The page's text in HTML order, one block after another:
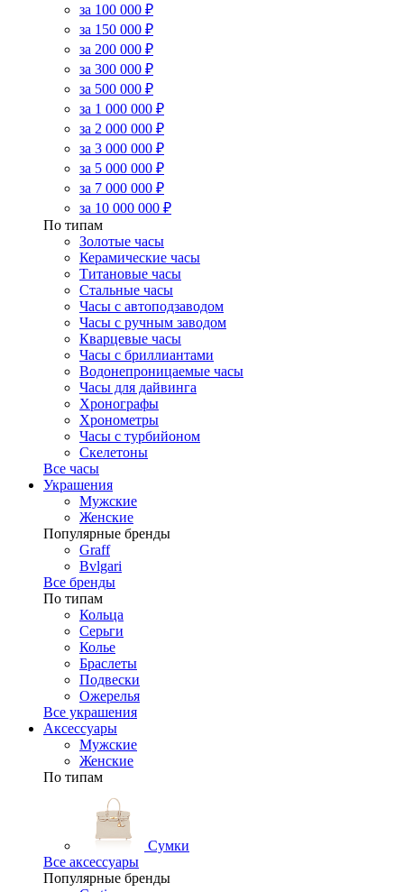
за 100 000 ₽
за 150 000 ₽
за 200 000 ₽
за 300 000 ₽
за 500 000 ₽
за 1 000 000 ₽
за 2 000 000 ₽
за 3 000 000 ₽
за 5 000 000 ₽
за 7 000 000 ₽
за 10 000 000 ₽
По типам
Золотые часы
Керамические часы
Титановые часы
Стальные часы
Часы с автоподзаводом
Часы с ручным заводом
Кварцевые часы
Часы с бриллиантами
Водонепроницаемые часы
Часы для дайвинга
Хронографы
Хронометры
Часы с турбийоном
Скелетоны
Все часы
Украшения
Мужские
Женские
Популярные бренды
Graff
Bvlgari
Все бренды
По типам
Кольца
Серьги
Колье
Браслеты
Подвески
Ожерелья
Все украшения
Аксессуары
Мужские
Женские
По типам
Сумки
Все аксессуары
Популярные бренды